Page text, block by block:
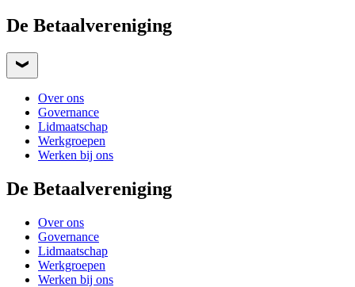
De Betaalvereniging
Over ons
Governance
Lidmaatschap
Werkgroepen
Werken bij ons
De Betaalvereniging
Over ons
Governance
Lidmaatschap
Werkgroepen
Werken bij ons